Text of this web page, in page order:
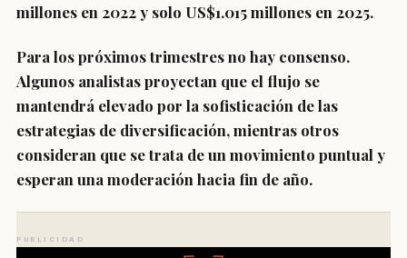
millones en 2022 y solo US$1.015 millones en 2025.
Para los próximos trimestres no hay consenso.
Algunos analistas proyectan que el flujo se
mantendrá elevado por la sofisticación de las
estrategias de diversificación, mientras otros
consideran que se trata de un movimiento puntual y
esperan una moderación hacia fin de año.
PUBLICIDAD